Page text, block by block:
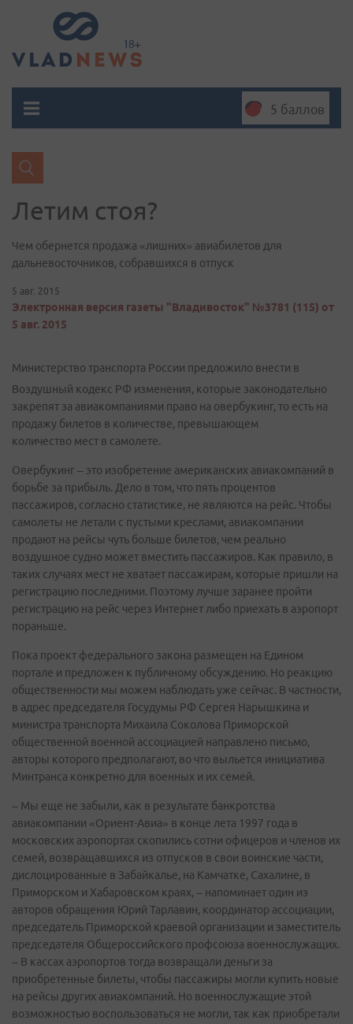
5 баллов
Летим стоя?
Чем обернется продажа «лишних» авиабилетов для
дальневосточников, собравшихся в отпуск
5 авг. 2015
Электронная версия газеты "Владивосток" №3781 (115) от
5 авг. 2015
Министерство транспорта России предложило внести в
Воздушный кодекс РФ изменения, которые законодательно
закрепят за авиакомпаниями право на овербукинг, то есть на
продажу билетов в количестве, превышающем
количество мест в самолете.
Овербукинг – это изобретение американских авиакомпаний в
борьбе за прибыль. Дело в том, что пять процентов
пассажиров, согласно статистике, не являются на рейс. Чтобы
самолеты не летали с пустыми креслами, авиакомпании
продают на рейсы чуть больше билетов, чем реально
воздушное судно может вместить пассажиров. Как правило, в
таких случаях мест не хватает пассажирам, которые пришли на
регистрацию последними. Поэтому лучше заранее пройти
регистрацию на рейс через Интернет либо приехать в аэропорт
пораньше.
Пока проект федерального закона размещен на Едином
портале и предложен к публичному обсуждению. Но реакцию
общественности мы можем наблюдать уже сейчас. В частности,
в адрес председателя Госудумы РФ Сергея Нарышкина и
министра транспорта Михаила Соколова Приморской
общественной военной ассоциацией направлено письмо,
авторы которого предполагают, во что выльется инициатива
Минтранса конкретно для военных и их семей.
– Мы еще не забыли, как в результате банкротства
авиакомпании «Ориент-Авиа» в конце лета 1997 года в
московских аэропортах скопились сотни офицеров и членов их
семей, возвращавшихся из отпусков в свои воинские части,
дислоцированные в Забайкалье, на Камчатке, Сахалине, в
Приморском и Хабаровском краях, – напоминает один из
авторов обращения Юрий Тарлавин, координатор ассоциации,
председатель Приморской краевой организации и заместитель
председателя Общероссийского профсоюза военнослужащих.
– В кассах аэропортов тогда возвращали деньги за
приобретенные билеты, чтобы пассажиры могли купить новые
на рейсы других авиакомпаний. Но военнослужащие этой
возможностью воспользоваться не могли, так как приобретали